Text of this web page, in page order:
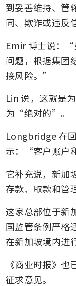
到妥善维持、管
同、欺诈或违反
Emir 博士说：“
问题，根据集团
接风险。”
Lin 说，这就是
为“绝对的”。
Longbridge 在
示：“客户账户
它补充说，新加
存款、取款和管
这家总部位于新
国监管条例严格
在新加坡境内进
《商业时报》
征求意见。